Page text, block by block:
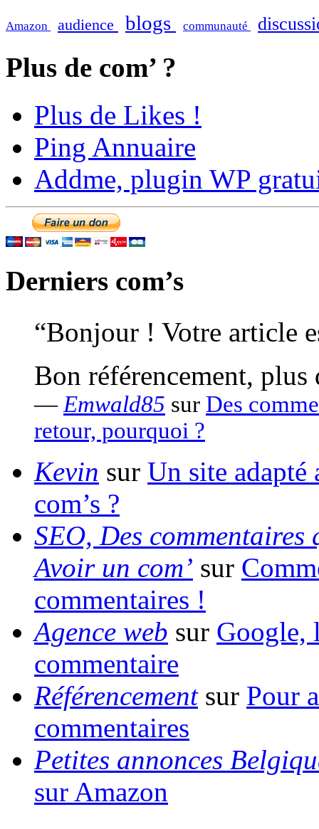
Amazon audience blogs communauté
Plus de com’ ?
Plus de Likes !
Ping Annuaire
Addme, plugin WP
Derniers com’s
“Bonjour ! Votre article
Bon référencement,
— Emwald85 sur Des
retour, pourquoi ?
Kevin sur Un site adapté
com’s ?
SEO, Des
Avoir un com’ sur
commentaires !
Agence web sur Google,
commentaire
Référencementsur Pour
commentaires
Petites annonces
sur Amazon